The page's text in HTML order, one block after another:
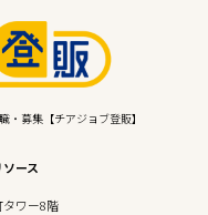
募集【チアジョブ登販】
ース
タワー8階